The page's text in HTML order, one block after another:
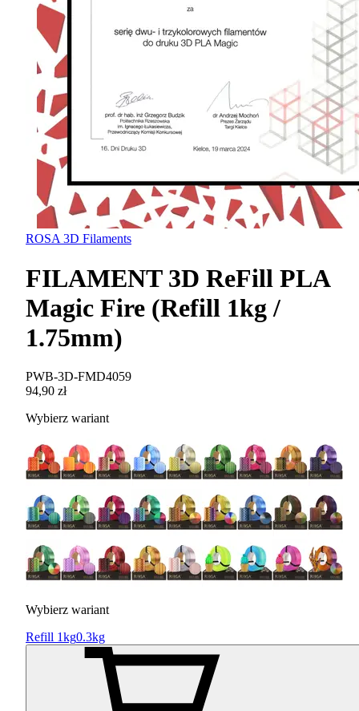
ROSA 3D Filaments
FILAMENT 3D ReFill PLA
Magic Fire (Refill 1kg /
1.75mm)
PWB-3D-FMD4059
94,90 zł
Wybierz wariant
Wybierz wariant
Refill 1kg0.3kg